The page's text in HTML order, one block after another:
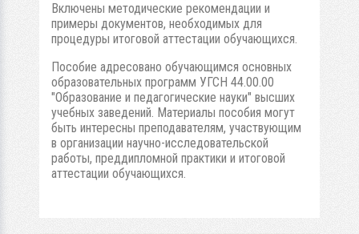
Включены методические рекомендации и
примеры документов, необходимых для
процедуры итоговой аттестации обучающихся.
Пособие адресовано обучающимся основных
образовательных программ УГСН 44.00.00
"Образование и педагогические науки" высших
учебных заведений. Материалы пособия могут
быть интересны преподавателям, участвующим
в организации научно-исследовательской
работы, преддипломной практики и итоговой
аттестации обучающихся.